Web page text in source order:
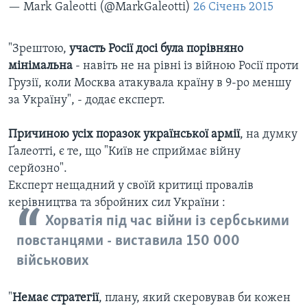
— Mark Galeotti (@MarkGaleotti) 26 Січень 2015
"Зрештою, участь Росії досі була порівняно
мінімальна - навіть не на рівні із війною Росії проти
Грузії, коли Москва атакувала країну в 9-ро меншу
за Україну", - додає експерт.
Причиною усіх поразок української армії, на думку
Ґалеотті, є те, що "Київ не сприймає війну
серйозно".
Експерт нещадний у своїй критиці провалів
керівництва та збройних сил України :
Хорватія під час війни із сербськими
повстанцями - виставила 150 000
військових
"Немає стратегії, плану, який скеровував би кожен